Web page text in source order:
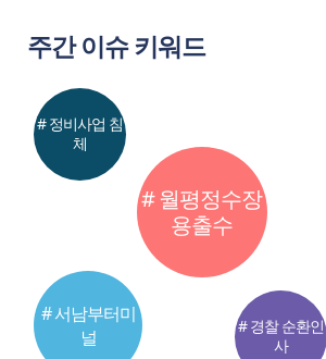
주간 이슈 키워드
# 월평정수장
용출수
# 서남부터미
널
# 정비사업 침
체
# 경찰 순환인
사